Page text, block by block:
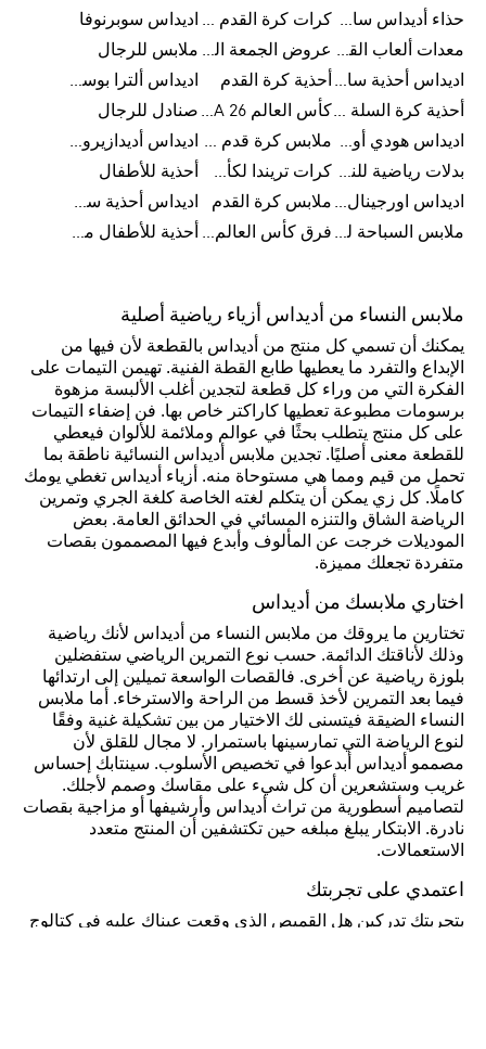
حذاء أديداس سامبا للأطفال
كرات كرة القدم للرجال اديداس سوبرنوفا
معدات ألعاب القوى
عروض الجمعة البيضاء للسيدات ملابس للرجال
اديداس أحذية سامبا للنساء أحذية كرة القدم
اديداس ألترا بوست
أحذية كرة السلة للرجال
كأس العالم FIFA 26™ صنادل للرجال
اديداس هودي أورجينال للنساء
ملابس كرة قدم للاطفال
اديداس أديدازيرو معدات الجري
بدلات رياضية للنساء
كرات تريندا لكأس العالم FIFA 26™
أحذية للأطفال
اديداس اورجينال ملابس ملابس كرة القدم
اديداس أحذية سوبرنوفا للرجال
ملابس السباحة للرجال
فرق كأس العالم FIFA 26™ أحذية للأطفال من 8 إلى 16 سنة
ملابس النساء من أديداس أزياء رياضية أصلية
يمكنك أن تسمي كل منتج من أديداس بالقطعة لأن فيها من
الإبداع والتفرد ما يعطيها طابع القطة الفنية. تهيمن التيمات على
الفكرة التي من وراء كل قطعة لتجدين أغلب الألبسة مزهوة
برسومات مطبوعة تعطيها كاراكتر خاص بها. فن إضفاء التيمات
على كل منتج يتطلب بحثًا في عوالم وملائمة للألوان فيعطي
للقطعة معنى أصليًا. تجدين ملابس أديداس النسائية ناطقة بما
تحمل من قيم ومما هي مستوحاة منه. أزياء أديداس تغطي يومك
كاملًا. كل زي يمكن أن يتكلم لغته الخاصة كلغة الجري وتمرين
الرياضة الشاق والتنزه المسائي في الحدائق العامة. بعض
الموديلات خرجت عن المألوف وأبدع فيها المصممون بقصات
متفردة تجعلك مميزة.
اختاري ملابسك من أديداس
تختارين ما يروقك من ملابس النساء من أديداس لأنك رياضية
وذلك لأناقتك الدائمة. حسب نوع التمرين الرياضي ستفضلين
بلوزة رياضية عن أخرى. فالقصات الواسعة تميلين إلى ارتدائها
فيما بعد التمرين لأخذ قسط من الراحة والاسترخاء. أما ملابس
النساء الضيقة فيتسنى لك الاختيار من بين تشكيلة غنية وفقًا
لنوع الرياضة التي تمارسينها باستمرار. لا مجال للقلق لأن
مصممو أديداس أبدعوا في تخصيص الأسلوب. سينتابك إحساس
غريب وستشعرين أن كل شيء على مقاسك وصمم لأجلك.
لتصاميم أسطورية من تراث أديداس وأرشيفها أو مزاجية بقصات
نادرة. الابتكار يبلغ مبلغه حين تكتشفين أن المنتج متعدد
الاستعمالات.
اعتمدي على تجربتك
بتجربتك تدركين هل القميص الذي وقعت عيناك عليه في كتالوج